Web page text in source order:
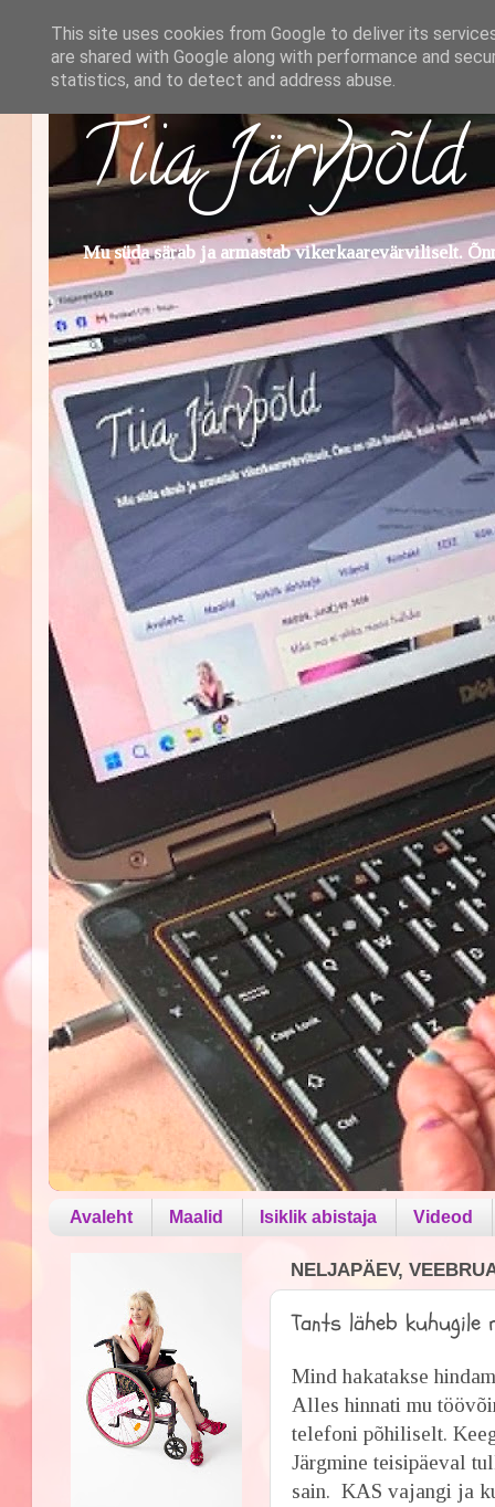
Tiia Järvpõld
Mu süda särab ja armastab vikerkaarevärviliselt.
Avaleht Maalid Isiklik abistaja Videod
NELJAPÄEV,
Tants läheb kuhugile
Mind hakatakse
Alles hinnati mu
telefoni põhiliselt.
Järgmine teisipäeval
sain. KAS vajangi ja
This site uses cookies from Google to deliver its
are shared with Google along with performance and
statistics, and to detect and address abuse.